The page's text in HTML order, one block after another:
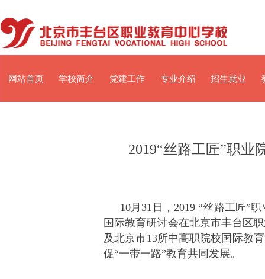
网站首页 学校简介 党建工作 专业介绍 招生就业
2019“丝路工匠”职
10月31日，2019 “丝路工匠”
国际教育研讨会在北京市丰台区
及北京市13所中高职院校国际教
促“一带一路”教育共同发展。